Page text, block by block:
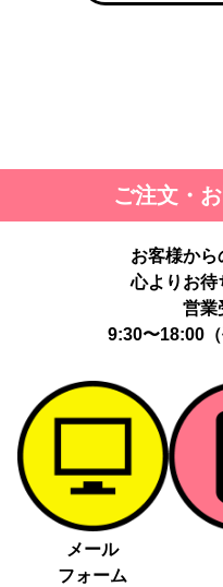
ご注文・
お客様から
心よりお待
営
9:30〜18:00（
メール
フォーム